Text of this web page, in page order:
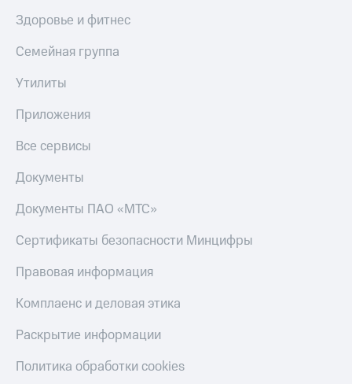
Здоровье и фитнес
Семейная группа
Утилиты
Приложения
Все сервисы
Документы
Документы ПАО «МТС»
Сертификаты безопасности Минцифры
Правовая информация
Комплаенс и деловая этика
Раскрытие информации
Политика обработки cookies